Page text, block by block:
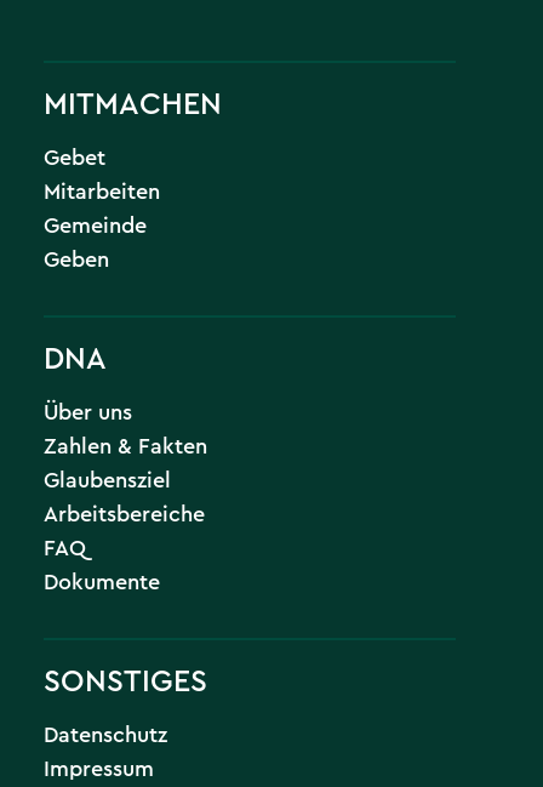
MITMACHEN
Gebet
Mitarbeiten
Gemeinde
Geben
DNA
Über uns
Zahlen & Fakten
Glaubensziel
Arbeitsbereiche
FAQ
Dokumente
SONSTIGES
Datenschutz
Impressum